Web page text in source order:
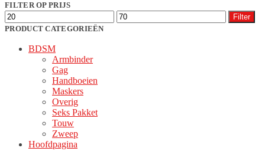
kan
FILTER OP PRIJS
Min.
prijs
Max.
prijs
Filter
PRODUCT CATEGORIEËN
BDSM
Armbinder
Gag
Handboeien
Maskers
Overig
Seks Pakket
Touw
Zweep
Hoofdpagina